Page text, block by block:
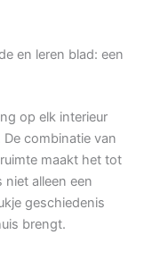
en leren blad: een
op elk interieur
combinatie van
maakt het tot
niet alleen een
geschiedenis
brengt.